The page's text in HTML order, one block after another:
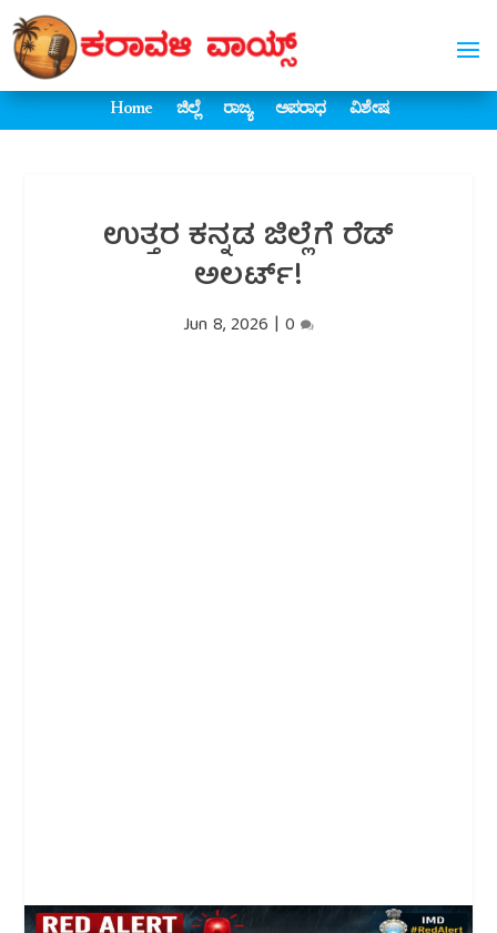
Home ಜಿಲ್ಲೆ ರಾಜ್ಯ ಅಪರಾಧ ವಿಶೇಷ
ಉತ್ತರ ಕನ್ನಡ ಜಿಲ್ಲೆಗೆ ರೆಡ್
ಅಲರ್ಟ್!
Jun 8, 2026 | 0